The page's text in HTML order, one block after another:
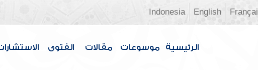
English
Indonesia
الرئيسية موسوعات مقالات الفتوى